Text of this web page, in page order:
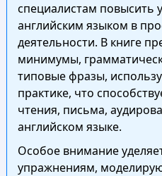
специалистам повысить
английским языком в
деятельности. В книге
минимумы,
типовые фразы,
практике, что
чтения, письма,
английском языке.
Особое внимание
упражнениям,